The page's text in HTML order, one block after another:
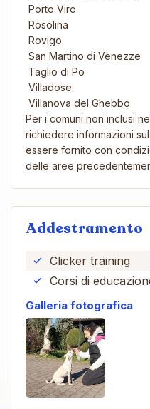
Porto Viro
Rosolina
Rovigo
San Martino di Venezze
Taglio di Po
Villadose
Villanova del Ghebbo
Per i comuni non inclusi
richiedere informazioni
essere fornito con
delle aree
Addestramento
Clicker training
Corsi di
Galleria fotografica